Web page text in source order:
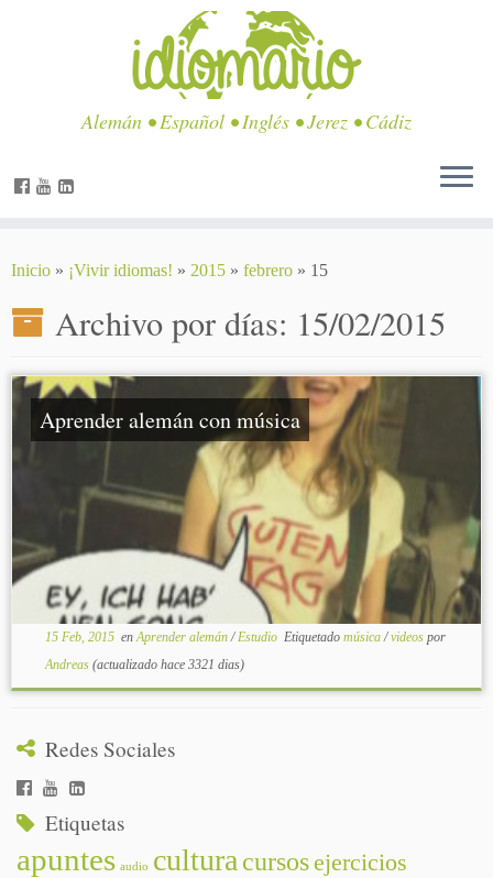
Alemán • Español • Inglés • Jerez • Cádiz
Inicio » ¡Vivir idiomas! » 2015 » febrero » 15
Archivo por días: 15/02/2015
Aprender alemán con música
15 Feb, 2015enAprender alemán/Estudio Etiquetado música/videos por
Andreas(actualizado hace 3321 dias)
Redes Sociales
Etiquetas
apuntes audio cultura cursos ejercicios